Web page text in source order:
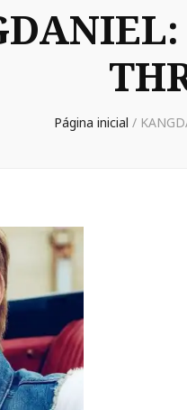
Página inicial /